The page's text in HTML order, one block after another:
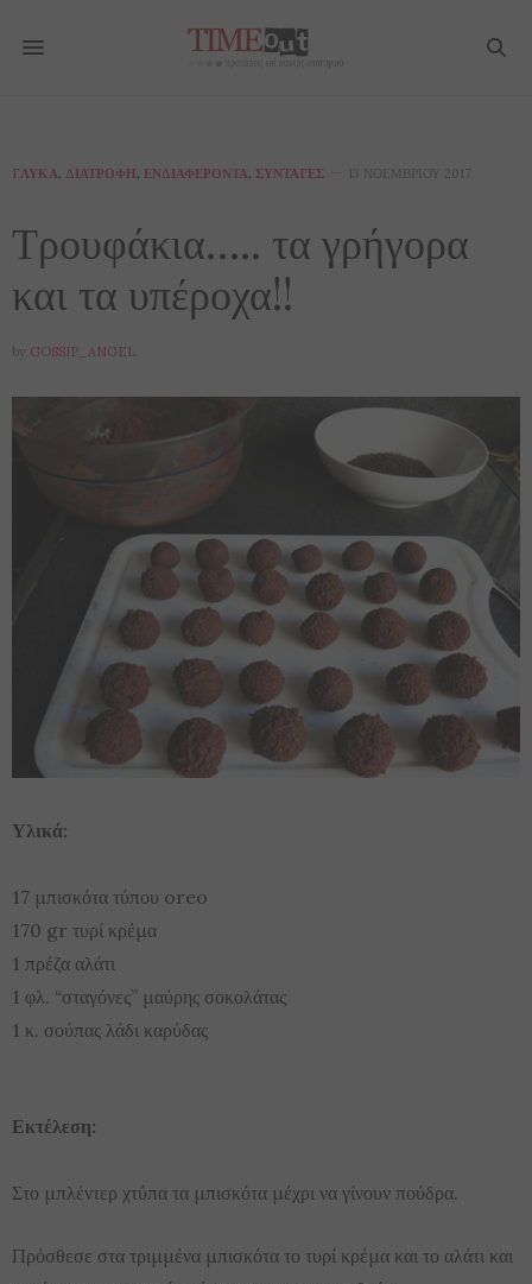
ΓΛΥΚΆ, ΔΙΑΤΡΟΦΉ, ΕΝΔΙΑΦΈΡΟΝΤΑ, ΣΥΝΤΑΓΈΣ 13 ΝΟΕΜΒΡΊΟΥ 2017
Τρουφάκια….. τα γρήγορα
και τα υπέροχα!!
by GOSSIP_ANGEL
Υλικά:
17 μπισκότα τύπου oreo
170 gr τυρί κρέμα
1 πρέζα αλάτι
1 φλ. “σταγόνες” μαύρης σοκολάτας
1 κ. σούπας λάδι καρύδας
Εκτέλεση:
Στο μπλέντερ χτύπα τα μπισκότα μέχρι να γίνουν πούδρα.
Πρόσθεσε στα τριμμένα μπισκότα το τυρί κρέμα και το αλάτι και